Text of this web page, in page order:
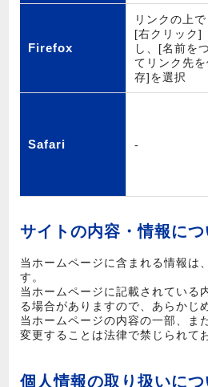
Firefox
リンクの上で
[右クリック]
し、[名前を
てリンク先を
存]を選択
Safari -
サイトの内容・情報につ
当ホームページに含まれる情報は
す。
当ホームページに記載されている
る場合がありますので、あらかじ
当ホームページの内容の一部、ま
変更することは法律で禁じられて
個人情報の取り扱いにつ